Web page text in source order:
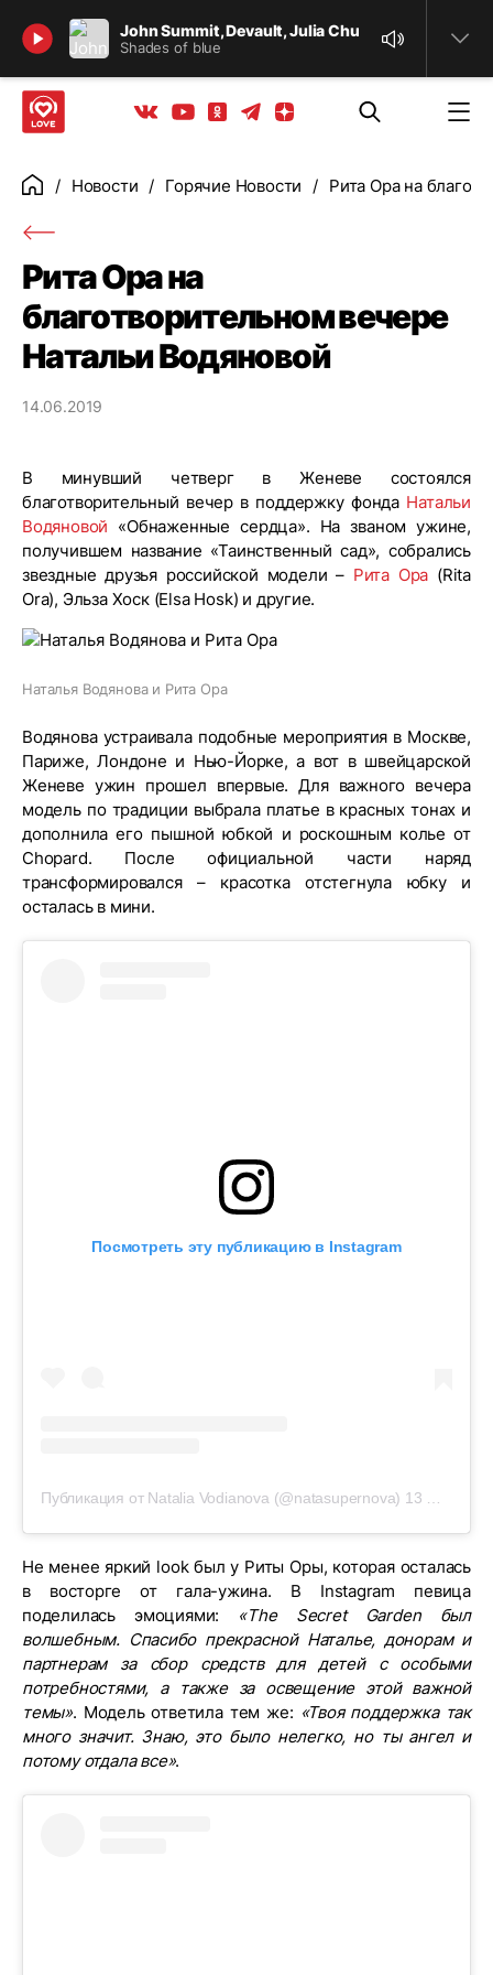
John Summit, Devault, Julia Church
Shades of blue
Найти
Вконтакте
YoutubeОдноклассники
ТелеграмЯндекс дзен
ГлавнаяНовости Горячие Новости Рита Ора на
Рита Ора на
благотворительном вечере
Натальи Водяновой
14.06.2019
В минувший четверг в Женеве состоялся
благотворительный вечер в поддержку фонда Натальи
Водяновой «Обнаженные сердца». На званом ужине,
получившем название «Таинственный сад», собрались
звездные друзья российской модели – Рита Ора (Rita
Ora), Эльза Хоск (Elsa Hosk) и другие.
Наталья Водянова и Рита Ора
Водянова устраивала подобные мероприятия в Москве,
Париже, Лондоне и Нью-Йорке, а вот в швейцарской
Женеве ужин прошел впервые. Для важного вечера
модель по традиции выбрала платье в красных тонах и
дополнила его пышной юбкой и роскошным колье от
Chopard. После официальной части наряд
трансформировался – красотка отстегнула юбку и
осталась в мини.
Посмотреть эту публикацию в Instagram
Публикация от Natalia Vodianova (@natasupernova) 13 Июн 2019 в 11:30 PDT
Не менее яркий look был у Риты Оры, которая осталась
в восторге от гала-ужина. В Instagram певица
поделилась эмоциями: «The Secret Garden был
волшебным. Спасибо прекрасной Наталье, донорам и
партнерам за сбор средств для детей с особыми
потребностями, а также за освещение этой важной
темы». Модель ответила тем же: «Твоя поддержка так
много значит. Знаю, это было нелегко, но ты ангел и
потому отдала все».